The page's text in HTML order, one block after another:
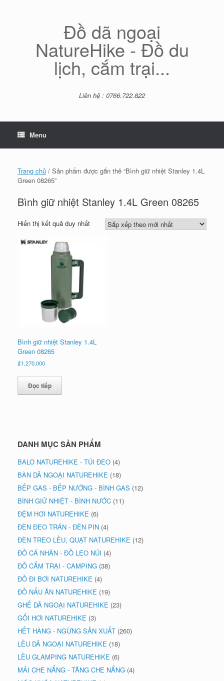
Đồ dã ngoại
NatureHike - Đồ du
lịch, cắm trại...
Liên hệ : 0766.722.822
Menu
Trang chủ / Sản phẩm được gắn thẻ “Bình giữ nhiệt Stanley 1.4L
Green 08265”
Bình giữ nhiệt Stanley 1.4L Green 08265
Hiển thị kết quả duy nhất
Bình giữ nhiệt Stanley 1.4L
Green 08265
₫1,270,000
Đọc tiếp
DANH MỤC SẢN PHẨM
BALO NATUREHIKE - TÚI ĐEO (4)
BÀN DÃ NGOẠI NATUREHIKE (18)
BẾP GAS - BẾP NƯỚNG - BÌNH GAS (12)
BÌNH GIỮ NHIỆT - BÌNH NƯỚC (11)
ĐỆM HƠI NATUREHIKE (6)
ĐÈN ĐEO TRÁN - ĐÈN PIN (4)
ĐÈN TREO LỀU, QUẠT NATUREHIKE (12)
ĐỒ CÁ NHÂN - ĐỒ LEO NÚI (4)
ĐỒ CẮM TRẠI - CAMPING (38)
ĐỒ ĐI BƠI NATUREHIKE (4)
ĐỒ NẤU ĂN NATUREHIKE (19)
GHẾ DÃ NGOẠI NATUREHIKE (23)
GỐI HƠI NATUREHIKE (3)
HẾT HÀNG - NGỪNG SẢN XUẤT (260)
LỀU DÃ NGOẠI NATUREHIKE (18)
LỀU GLAMPING NATUREHIKE (6)
MÁI CHE NẮNG - TĂNG CHE NẮNG (4)